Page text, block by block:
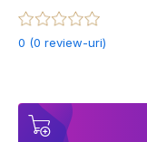
0 (0 review-uri)